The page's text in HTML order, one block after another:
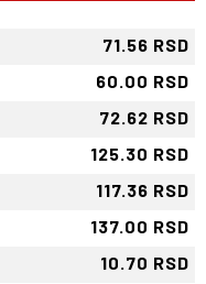
71.56 RSD
60.00 RSD
72.62 RSD
125.30 RSD
117.36 RSD
137.00 RSD
10.70 RSD